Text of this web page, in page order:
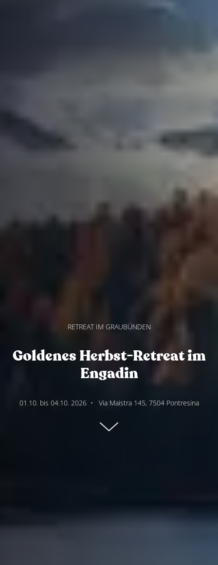
RETREAT IM GRAUBÜNDEN
Goldenes Herbst-Retreat im
Engadin
01.10. bis 04.10. 2026 • Via Maistra 145, 7504 Pontresina